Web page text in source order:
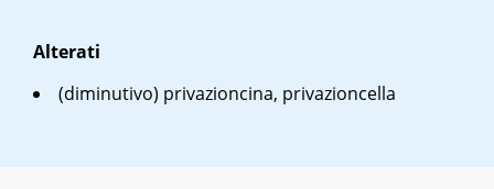
Alterati
(diminutivo) privazioncina, privazioncella